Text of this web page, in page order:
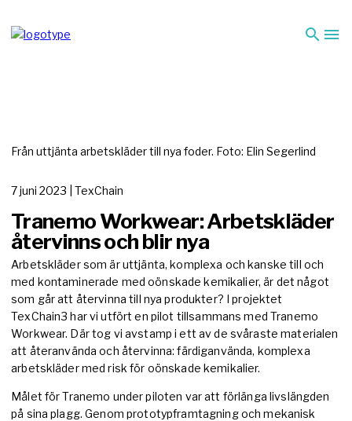
search menu
Från uttjänta arbetskläder till nya foder. Foto: Elin Segerlind
7 juni 2023 | TexChain
Tranemo Workwear: Arbetskläder
återvinns och blir nya
Arbetskläder som är uttjänta, komplexa och kanske till och
med kontaminerade med oönskade kemikalier, är det något
som går att återvinna till nya produkter? I projektet
TexChain3 har vi utfört en pilot tillsammans med Tranemo
Workwear. Där tog vi avstamp i ett av de svåraste materialen
att återanvända och återvinna: färdiganvända, komplexa
arbetskläder med risk för oönskade kemikalier.
Målet för Tranemo under piloten var att förlänga livslängden
på sina plagg. Genom prototypframtagning och mekanisk